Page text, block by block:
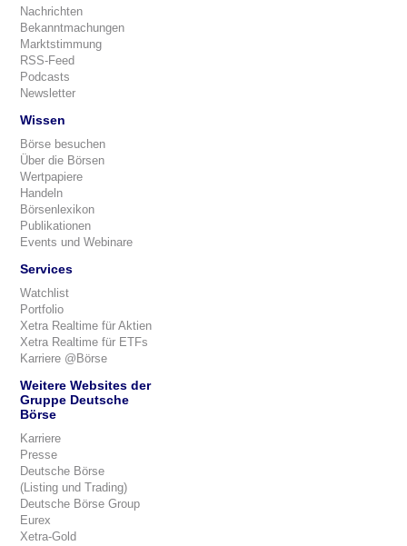
Nachrichten
Bekanntmachungen
Marktstimmung
RSS-Feed
Podcasts
Newsletter
Wissen
Börse besuchen
Über die Börsen
Wertpapiere
Handeln
Börsenlexikon
Publikationen
Events und Webinare
Services
Watchlist
Portfolio
Xetra Realtime für Aktien
Xetra Realtime für ETFs
Karriere @Börse
Weitere Websites der
Gruppe Deutsche
Börse
Karriere
Presse
Deutsche Börse
(Listing und Trading)
Deutsche Börse Group
Eurex
Xetra-Gold